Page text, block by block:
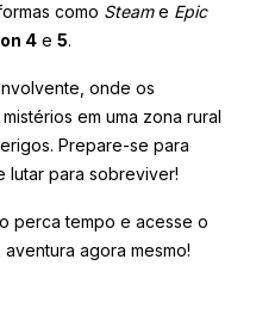
como Steame Epic
4 e 5.
onde os
em uma zona rural
Prepare-se para
lutar para sobreviver!
perca tempo e acesse o
agora mesmo!